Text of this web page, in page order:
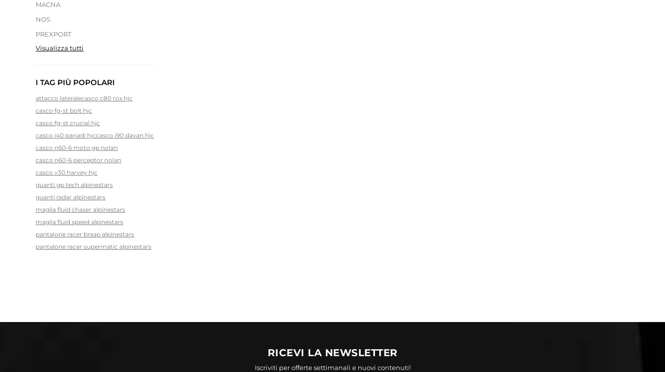
MACNA
NOS
PREXPORT
Visualizza tutti
I TAG PIÙ POPOLARI
attacco lateralecasco c80 rox hjc
casco fg-st bolt hjc
casco fg-st crucial hjc
casco i40 panadi hjccasco i90 davan hjc
casco n60-6 moto gp nolan
casco n60-6 perceptor nolan
casco v30 harvey hjc
guanti gp tech alpinestars
guanti radar alpinestars
maglia fluid chaser alpinestars
maglia fluid speed alpinestars
pantalone racer braap alpinestars
pantalone racer supermatic alpinestars
RICEVI LA NEWSLETTER
Iscriviti per offerte settimanali e nuovi contenuti!